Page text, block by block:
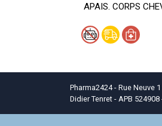
APAIS. CORPS
Pharma2424 - Rue Neuve
Didier Tenret - APB